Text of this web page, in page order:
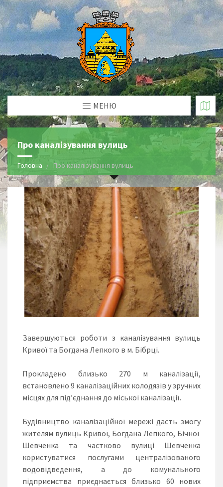
МЕНЮ
Про каналізування вулиць
Головна Про каналізування вулиць
Завершуються роботи з каналізування вулиць
Кривої та Богдана Лепкого в м. Бібрці.
Прокладено близько 270 м каналізації,
встановлено 9 каналізаційних колодязів у зручних
місцях для під’єднання до міської каналізації.
Будівництво каналізаційної мережі дасть змогу
жителям вулиць Кривої, Богдана Лепкого, Бічної
Шевченка та частково вулиці Шевченка
користуватися послугами централізованого
водовідведення, а до комунального
підприємства приєднається близько 60 нових